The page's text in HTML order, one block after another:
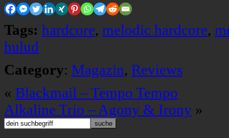
Tags: hardcore, melodic hardcore,
hulud
Category: Magazin, Reviews
« Blackmail – Tempo Tempo
Alkaline Trio – Agony & Irony »